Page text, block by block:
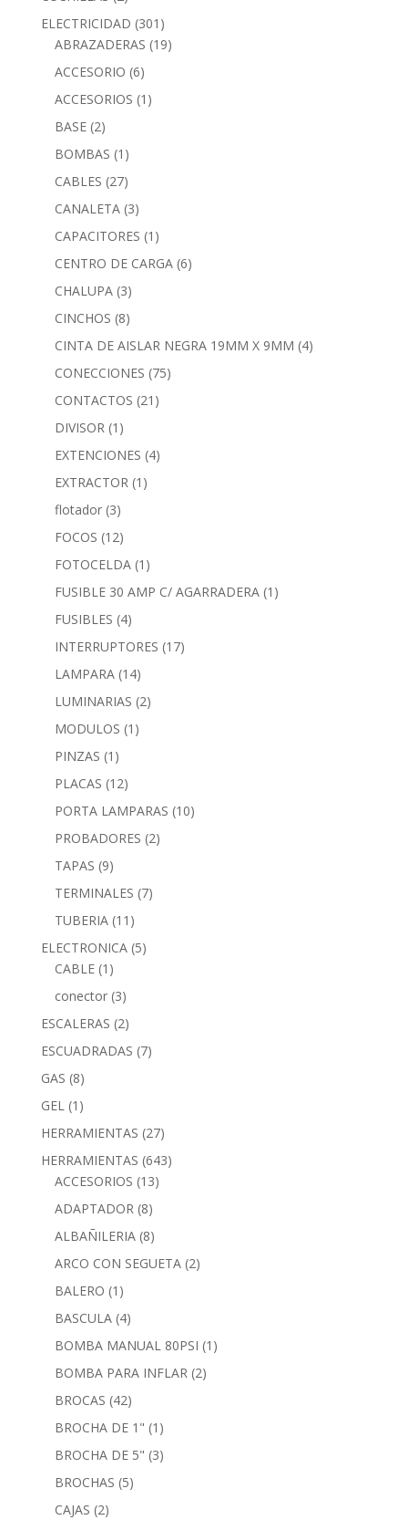
ELECTRICIDAD (301)
ABRAZADERAS (19)
ACCESORIO (6)
ACCESORIOS (1)
BASE (2)
BOMBAS (1)
CABLES (27)
CANALETA (3)
CAPACITORES (1)
CENTRO DE CARGA (6)
CHALUPA (3)
CINCHOS (8)
CINTA DE AISLAR NEGRA 19MM X 9MM (4)
CONECCIONES (75)
CONTACTOS (21)
DIVISOR (1)
EXTENCIONES (4)
EXTRACTOR (1)
flotador (3)
FOCOS (12)
FOTOCELDA (1)
FUSIBLE 30 AMP C/ AGARRADERA (1)
FUSIBLES (4)
INTERRUPTORES (17)
LAMPARA (14)
LUMINARIAS (2)
MODULOS (1)
PINZAS (1)
PLACAS (12)
PORTA LAMPARAS (10)
PROBADORES (2)
TAPAS (9)
TERMINALES (7)
TUBERIA (11)
ELECTRONICA (5)
CABLE (1)
conector (3)
ESCALERAS (2)
ESCUADRADAS (7)
GAS (8)
GEL (1)
HERRAMIENTAS (27)
HERRAMIENTAS (643)
ACCESORIOS (13)
ADAPTADOR (8)
ALBAÑILERIA (8)
ARCO CON SEGUETA (2)
BALERO (1)
BASCULA (4)
BOMBA MANUAL 80PSI (1)
BOMBA PARA INFLAR (2)
BROCAS (42)
BROCHA DE 1" (1)
BROCHA DE 5" (3)
BROCHAS (5)
CAJAS (2)